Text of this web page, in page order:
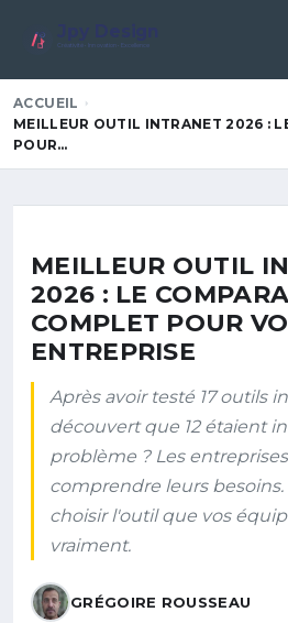
Créativité • Innovation • Excellence
ACCUEIL
MEILLEUR OUTIL INTRANET 2026 :
POUR…
MEILLEUR OUTIL
2026 : LE
COMPLET POUR
ENTREPRISE
Après avoir testé 17 outils
découvert que 12 étaient
problème ? Les
comprendre leurs
choisir l'outil que vos
vraiment.
GRÉGOIRE ROUSSEAU